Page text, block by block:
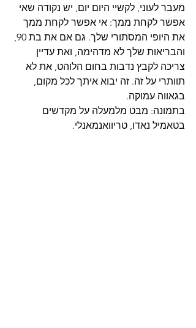
מעבר לעוני, לקשיי היום יום, יש נקודה שאי
אפשר לקחת ממך: אי אפשר לקחת ממך
את היופי המסתורי שלך. גם אם את בת 90,
והבריאות שלך לא מדהימה, ואת עדיין
צריכה לקבץ נדבות בחום הלוהט, את לא
תוותרי על זה. זה יבוא איתך לכל מקום,
בגאווה עמוקה.
בתמונה: מבט מלמעלה על מקדשים
בטאמיל נאדו, טריוואנמאנלי.